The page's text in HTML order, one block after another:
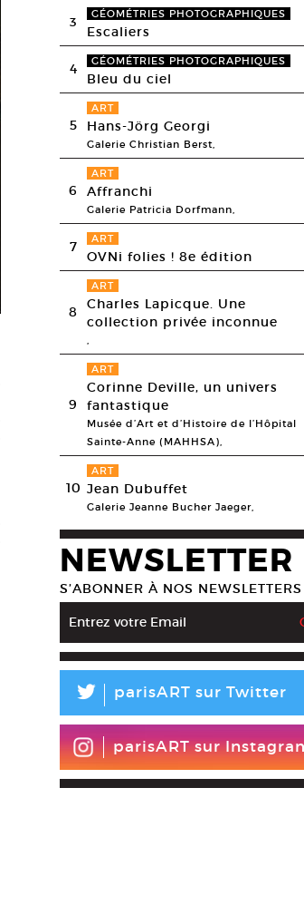
3 GÉOMÉTRIES PHOTOGRAPHIQUES
Escaliers
4 GÉOMÉTRIES PHOTOGRAPHIQUES
Bleu du ciel
5
ART
Hans-Jörg Georgi
Galerie Christian Berst,
6
ART
Affranchi
Galerie Patricia Dorfmann,
7 ART
OVNi folies ! 8e édition
8
ART
Charles Lapicque. Une
collection privée inconnue
,
9
ART
Corinne Deville, un univers
fantastique
Musée d’Art et d’Histoire de l’Hôpital
Sainte-Anne (MAHHSA),
10
ART
Jean Dubuffet
Galerie Jeanne Bucher Jaeger,
NEWSLETTER
S’ABONNER À NOS NEWSLETTERS
L parisART sur Twitter
parisART sur